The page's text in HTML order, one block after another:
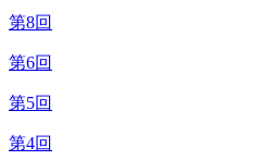
第8回
第6回
第5回
第4回